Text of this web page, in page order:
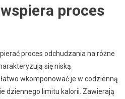
proces
proces odchudzania na różne
się niską
wkomponować je w codzienną
dziennego limitu kalorii. Zawierają